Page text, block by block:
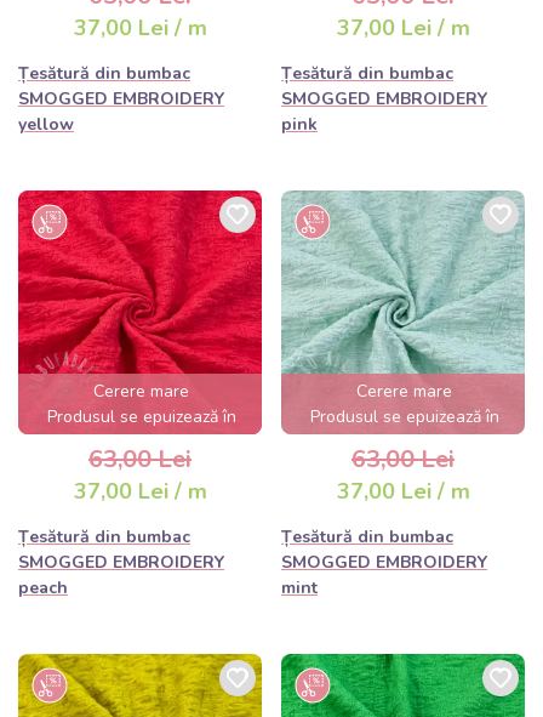
37,00 Lei / m
Țesătură din bumbac
SMOGGED EMBROIDERY
yellow
37,00 Lei / m
Țesătură din bumbac
SMOGGED EMBROIDERY
pink
Cerere mare
Produsul se epuizează în
câteva ore
63,00 Lei
37,00 Lei / m
Țesătură din bumbac
SMOGGED EMBROIDERY
peach
Cerere mare
Produsul se epuizează în
câteva ore
63,00 Lei
37,00 Lei / m
Țesătură din bumbac
SMOGGED EMBROIDERY
mint